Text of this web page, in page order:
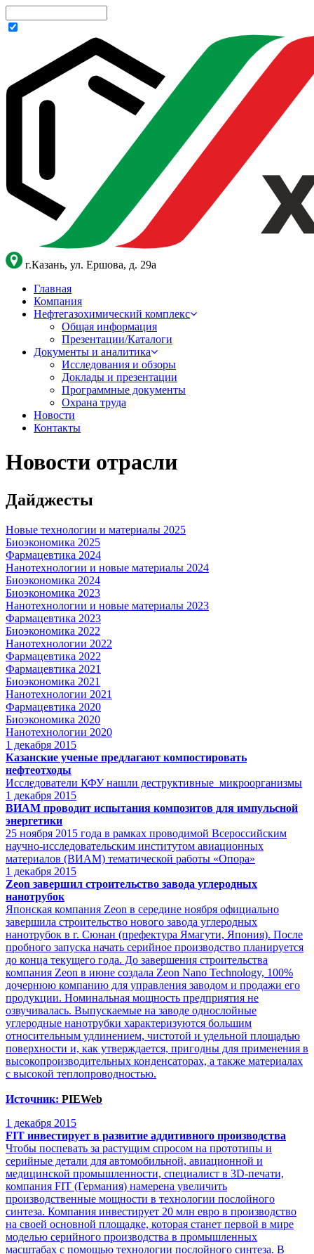
г.Казань, ул. Ершова, д. 29а
Главная
Компания
Нефтегазохимический комплекс
Общая информация
Презентации/Каталоги
Документы и аналитика
Исследования и обзоры
Доклады и презентации
Программные документы
Охрана труда
Новости
Контакты
Новости отрасли
Дайджесты
Новые технологии и материалы 2025
Биоэкономика 2025
Фармацевтика 2024
Нанотехнологии и новые материалы 2024
Биоэкономика 2024
Биоэкономика 2023
Нанотехнологии и новые материалы 2023
Фармацевтика 2023
Биоэкономика 2022
Нанотехнологии 2022
Фармацевтика 2022
Фармацевтика 2021
Биоэкономика 2021
Нанотехнологии 2021
Фармацевтика 2020
Биоэкономика 2020
Нанотехнологии 2020
1 декабря 2015
Казанские ученые предлагают компостировать
нефтеотходы
Исследователи КФУ нашли деструктивные микроорганизмы
1 декабря 2015
ВИАМ проводит испытания композитов для импульсной
энергетики
25 ноября 2015 года в рамках проводимой Всероссийским
научно-исследовательским институтом авиационных
материалов (ВИАМ) тематической работы «Опора»
1 декабря 2015
Zeon завершил строительство завода углеродных
нанотрубок
Японская компания Zeon в середине ноября официально
завершила строительство нового завода углеродных
нанотрубок в г. Сюнан (префектура Ямагути, Япония). После
пробного запуска начать серийное производство планируется
до конца текущего года. До завершения строительства
компания Zeon в июне создала Zeon Nano Technology, 100%
дочернюю компанию для управления заводом и продажи его
продукции. Номинальная мощность предприятия не
озвучивалась. Выпускаемые на заводе однослойные
углеродные нанотрубки характеризуются большим
относительным удлинением, чистотой и удельной площадью
поверхности и, как утверждается, пригодны для применения в
высокопроизводительных конденсаторах, а также материалах
с высокой теплопроводностью.
Источник: PIEWeb
1 декабря 2015
FIT инвестирует в развитие аддитивного производства
Чтобы поспевать за растущим спросом на прототипы и
серийные детали для автомобильной, авиационной и
медицинской промышленности, специалист в 3D-печати,
компания FIT (Германия) намерена увеличить
производственные мощности в технологии послойного
синтеза. Компания инвестирует 20 млн евро в производство
на своей основной площадке, которая станет первой в мире
моделью серийного производства в промышленных
масштабах с помощью технологии послойного синтеза. В